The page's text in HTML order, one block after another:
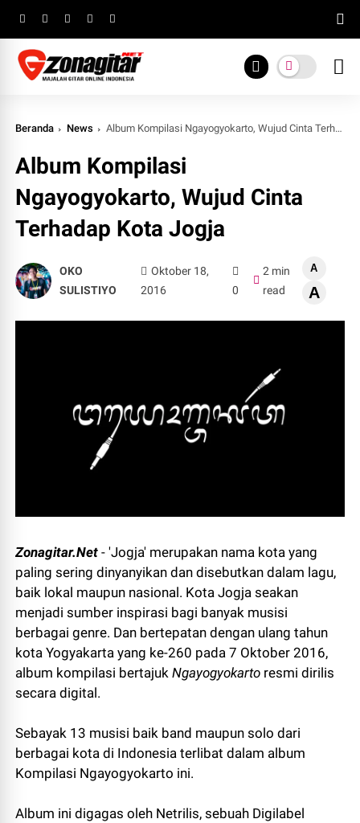
Beranda News Album Kompilasi Ngayogyokarto, Wujud Cinta Terhadap Kota Jogja
Album Kompilasi
Ngayogyokarto, Wujud Cinta
Terhadap Kota Jogja
OKO
SULISTIYO
Oktober 18,
2016
0
2 min
read
A
A
Zonagitar.Net- 'Jogja' merupakan nama kota yang
paling sering dinyanyikan dan disebutkan dalam lagu,
baik lokal maupun nasional. Kota Jogja seakan
menjadi sumber inspirasi bagi banyak musisi
berbagai genre. Dan bertepatan dengan ulang tahun
kota Yogyakarta yang ke-260 pada 7 Oktober 2016,
album kompilasi bertajukNgayogyokarto resmi dirilis
secara digital.
Sebayak 13 musisi baik band maupun solo dari
berbagai kota di Indonesia terlibat dalam album
Kompilasi Ngayogyokarto ini.
Album ini digagas oleh Netrilis, sebuah Digi­label